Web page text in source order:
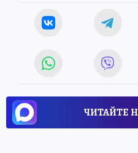
ЧИТАЙТЕ